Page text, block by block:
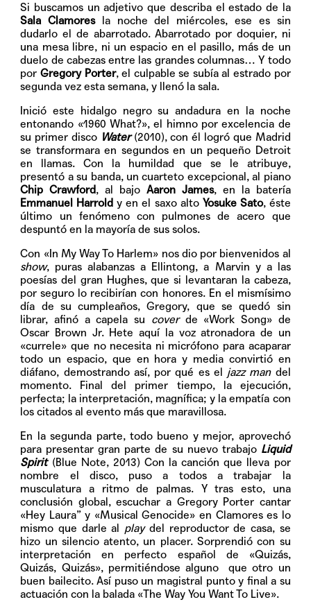
Si buscamos un adjetivo que describa el estado de la
Sala Clamoresla noche del miércoles, ese es sin
dudarlo el de abarrotado. Abarrotado por doquier, ni
una mesa libre, ni un espacio en el pasillo, más de un
duelo de cabezas entre las grandes columnas… Y todo
porGregory Porter, el culpable se subía al estrado por
segunda vez esta semana, y llenó la sala.
Inició este hidalgo negro su andadura en la noche
entonando «1960 What?», el himno por excelencia de
su primer disco Water(2010), con él logró que Madrid
se transformara en segundos en un pequeño Detroit
en llamas. Con la humildad que se le atribuye,
presentó a su banda, un cuarteto excepcional, al piano
Chip Crawford, al bajo Aaron James, en la batería
Emmanuel Harrold y en el saxo alto Yosuke Sato, éste
último un fenómeno con pulmones de acero que
despuntó en la mayoría de sus solos.
Con «In My Way To Harlem» nos dio por bienvenidos al
show, puras alabanzas a Ellintong, a Marvin y a las
poesías del gran Hughes, que si levantaran la cabeza,
por seguro lo recibirían con honores. En el mismísimo
día de su cumpleaños, Gregory, que se quedó sin
librar, afinó a capela su coverde «Work Song» de
Oscar Brown Jr. Hete aquí la voz atronadora de un
«currele» que no necesita ni micrófono para acaparar
todo un espacio, que en hora y media convirtió en
diáfano, demostrando así, por qué es el jazz mandel
momento. Final del primer tiempo, la ejecución,
perfecta; la interpretación, magnífica; y la empatía con
los citados al evento más que maravillosa.
En la segunda parte, todo bueno y mejor, aprovechó
para presentar gran parte de su nuevo trabajo Liquid
Spirit(Blue Note, 2013) Con la canción que lleva por
nombre el disco, puso a todos a trabajar la
musculatura a ritmo de palmas. Y tras esto, una
conclusión global, escuchar a Gregory Porter cantar
«Hey Laura” y «Musical Genocide» en Clamores es lo
mismo que darle al playdel reproductor de casa, se
hizo un silencio atento, un placer. Sorprendió con su
interpretación en perfecto español de «Quizás,
Quizás, Quizás», permitiéndose alguno que otro un
buen bailecito. Así puso un magistral punto y final a su
actuación con la balada «The Way You Want To Live».